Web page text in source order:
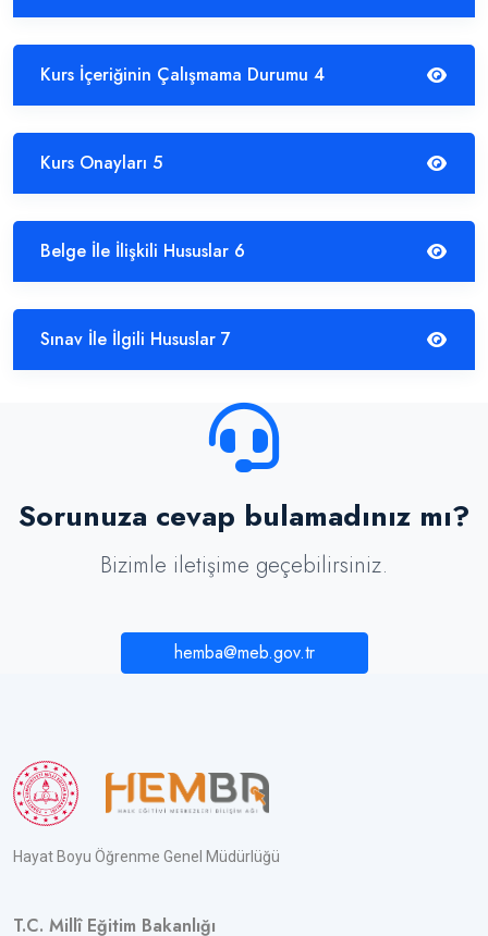
Kurs İçeriğinin Çalışmama Durumu 4
Kurs Onayları 5
Belge İle İlişkili Hususlar 6
Sınav İle İlgili Hususlar 7
Sorunuza cevap bulamadınız mı?
Bizimle iletişime geçebilirsiniz.
hemba@meb.gov.tr
Hayat Boyu Öğrenme Genel Müdürlüğü
T.C. Millî Eğitim Bakanlığı